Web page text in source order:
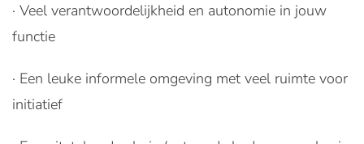
· Veel verantwoordelijkheid en autonomie in jouw
functie
· Een leuke informele omgeving met veel ruimte voor
initiatief